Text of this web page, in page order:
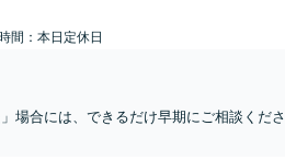
間：本日定休日
場合には、できるだけ早期にご相談くだ